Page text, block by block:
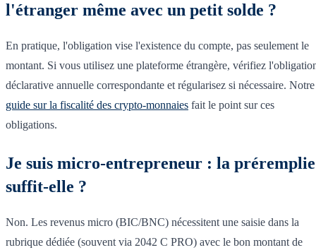
l'étranger même avec un petit solde ?
En pratique, l'obligation vise l'existence du compte, pas seulement le
montant. Si vous utilisez une plateforme étrangère, vérifiez
déclarative annuelle correspondante et régularisez si nécessaire. Notre
guide sur la fiscalité des crypto-monnaies fait le point sur ces
obligations.
Je suis micro-entrepreneur : la préremplie
suffit-elle ?
Non. Les revenus micro (BIC/BNC) nécessitent une saisie dans la
rubrique dédiée (souvent via 2042 C PRO) avec le bon montant de